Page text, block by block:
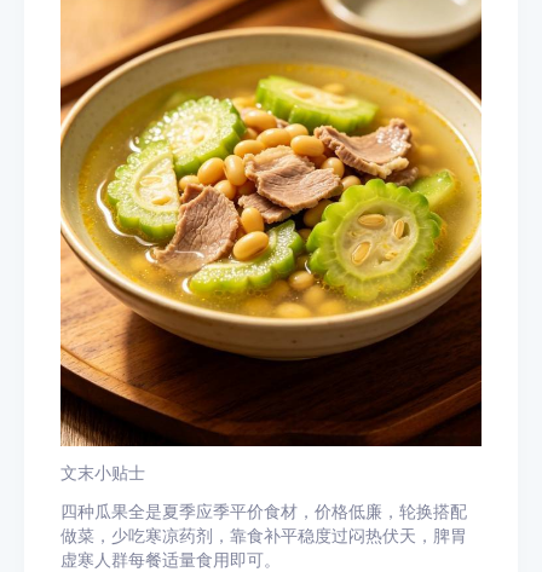
文末小贴士
四种瓜果全是夏季应季平价食材，价格低廉，轮换搭配
做菜，少吃寒凉药剂，靠食补平稳度过闷热伏天，脾胃
虚寒人群每餐适量食用即可。